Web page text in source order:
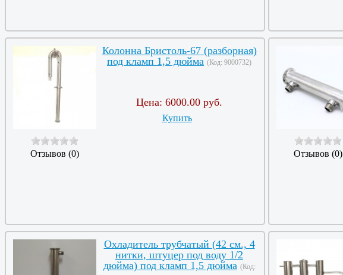
Отзывов (0)
Колонна Бристоль-67 (разборная)
под кламп 1,5 дюйма (Код: 9000732)
Цена: 6000.00 руб.
Купить
Отзывов (0)
Охладитель трубчатый (42 см., 4
нитки, штуцер под воду 1/2
дюйма) под кламп 1,5 дюйма (Код: